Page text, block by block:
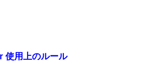
用上のルール